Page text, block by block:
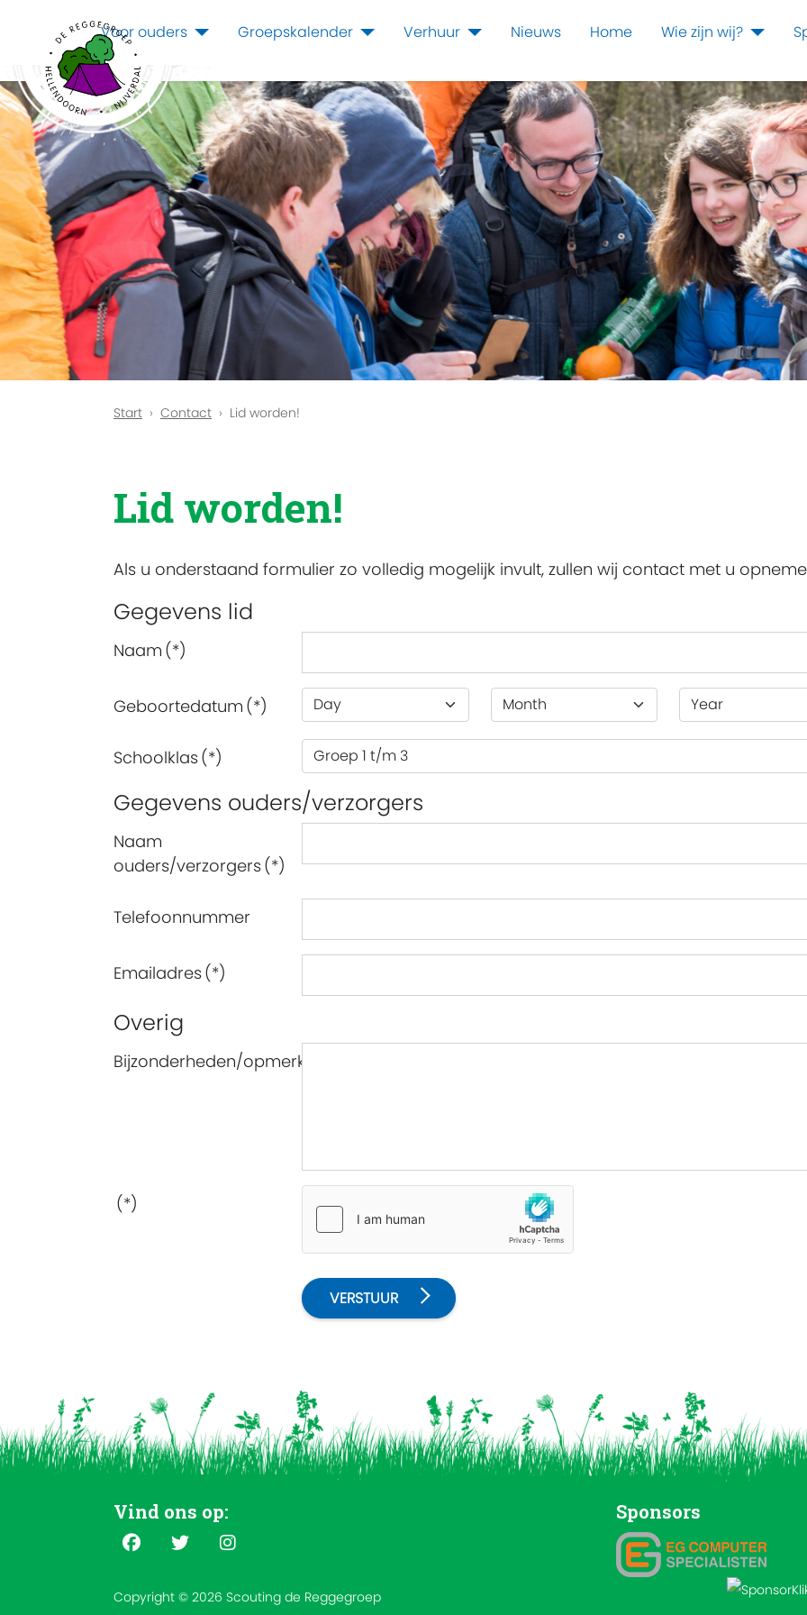
Voor ouders Groepskalender Verhuur Nieuws Home Wie zijn wij?
Start Contact Lid worden!
Lid worden!
Als u onderstaand formulier zo volledig mogelijk invult, zullen wij contact met u
Gegevens lid
Naam (*)
Geboortedatum (*)
Schoolklas(*)
Gegevens ouders/verzorgers
Naam
ouders/verzorgers(*)
Telefoonnummer
Emailadres(*)
Overig
Bijzonderheden/opmerkingen
(*)
VERSTUUR
Vind ons op:
Copyright © 2026 Scouting de Reggegroep
Sponsors